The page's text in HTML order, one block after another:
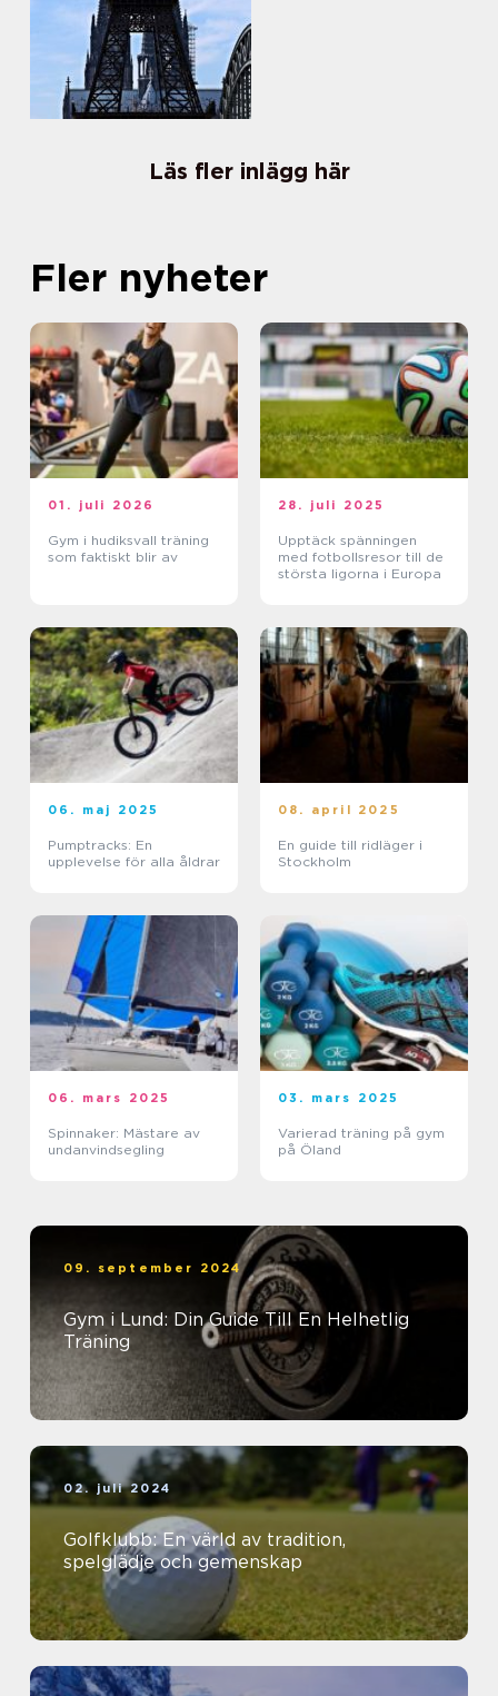
Läs fler inlägg här
Fler nyheter
01. juli 2026
Gym i hudiksvall träning
som faktiskt blir av
28. juli 2025
Upptäck spänningen
med fotbollsresor till de
största ligorna i Europa
06. maj 2025
Pumptracks: En
upplevelse för alla åldrar
08. april 2025
En guide till ridläger i
Stockholm
06. mars 2025
Spinnaker: Mästare av
undanvindsegling
03. mars 2025
Varierad träning på gym
på Öland
09. september 2024
Gym i Lund: Din Guide Till En Helhetlig
Träning
02. juli 2024
Golfklubb: En värld av tradition,
spelglädje och gemenskap